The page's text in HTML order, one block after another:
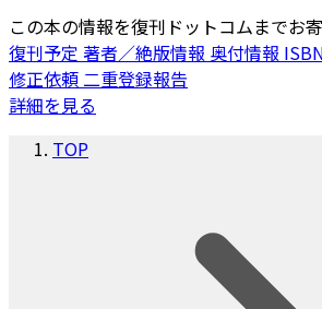
この本の情報を復刊ドットコムまでお
復刊予定 著者／絶版情報 奥付情報
修正依頼二重登録報告
詳細を見る
TOP